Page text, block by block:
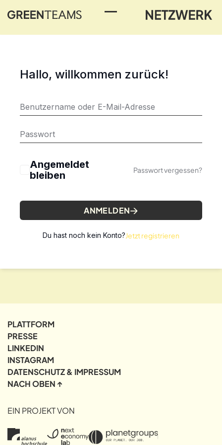
Toggle Menu
Hallo, willkommen zurück!
Angemeldet
bleiben
Passwort vergessen?
ANMELDEN
Du hast noch kein Konto?Jetzt registrieren
PLATTFORM
PRESSE
LINKEDIN
INSTAGRAM
DATENSCHUTZ & IMPRESSUM
NACH OBEN ↑
EIN PROJEKT VON